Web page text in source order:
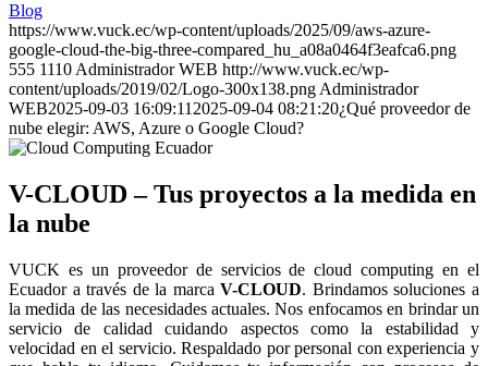
Blog
https://www.vuck.ec/wp-content/uploads/2025/09/aws-azure-
google-cloud-the-big-three-compared_hu_a08a0464f3eafca6.png
555 1110 Administrador WEB http://www.vuck.ec/wp-
content/uploads/2019/02/Logo-300x138.png Administrador
WEB2025-09-03 16:09:11 2025-09-04 08:21:20¿Qué proveedor de
nube elegir: AWS, Azure o Google Cloud?
V-CLOUD – Tus proyectos a la medida en
la nube
VUCK es un proveedor de servicios de cloud computing en el
Ecuador a través de la marcaV-CLOUD. Brindamos soluciones a
la medida de las necesidades actuales. Nos enfocamos en brindar un
servicio de calidad cuidando aspectos como la estabilidad y
velocidad en el servicio. Respaldado por personal con experiencia y